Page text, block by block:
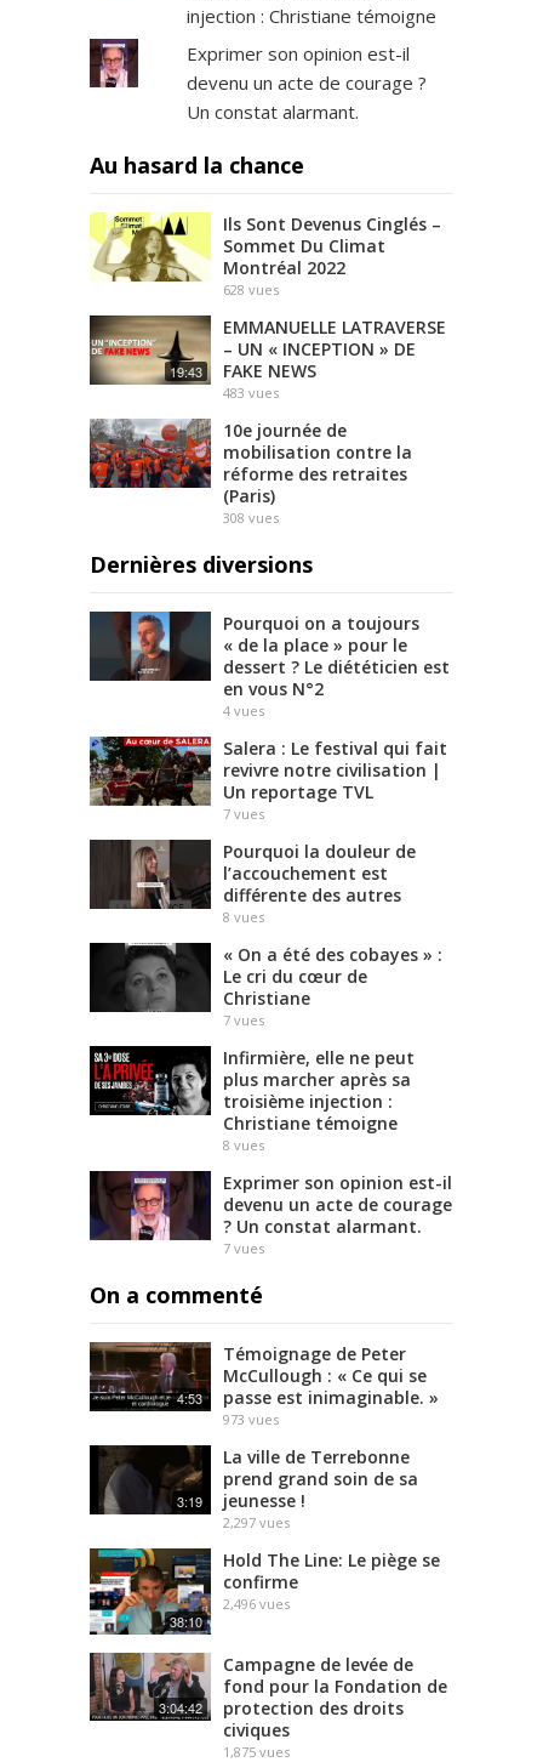
injection : Christiane témoigne
Exprimer son opinion est-il
devenu un acte de courage ?
Un constat alarmant.
Au hasard la chance
Ils Sont Devenus Cinglés –
Sommet Du Climat
Montréal 2022
628 vues
19:43
EMMANUELLE LATRAVERSE
– UN « INCEPTION » DE
FAKE NEWS
483 vues
10e journée de
mobilisation contre la
réforme des retraites
(Paris)
308 vues
Dernières diversions
Pourquoi on a toujours
« de la place » pour le
dessert ? Le diététicien est
en vous N°2
4 vues
Salera : Le festival qui fait
revivre notre civilisation |
Un reportage TVL
7 vues
Pourquoi la douleur de
l’accouchement est
différente des autres
8 vues
« On a été des cobayes » :
Le cri du cœur de
Christiane
7 vues
Infirmière, elle ne peut
plus marcher après sa
troisième injection :
Christiane témoigne
8 vues
Exprimer son opinion est-il
devenu un acte de courage
? Un constat alarmant.
7 vues
On a commenté
4:53
Témoignage de Peter
McCullough : « Ce qui se
passe est inimaginable. »
973 vues
3:19
La ville de Terrebonne
prend grand soin de sa
jeunesse !
2,297 vues
38:10
Hold The Line: Le piège se
confirme
2,496 vues
3:04:42
Campagne de levée de
fond pour la Fondation de
protection des droits
civiques
1,875 vues